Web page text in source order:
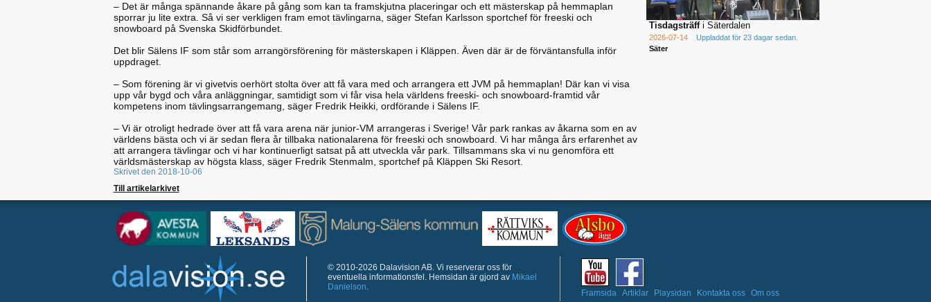
– Det är många spännande åkare på gång som kan ta framskjutna placeringar och ett mästerskap på hemmaplan
sporrar ju lite extra. Så vi ser verkligen fram emot tävlingarna, säger Stefan Karlsson sportchef för freeski och
snowboard på Svenska Skidförbundet.
Det blir Sälens IF som står som arrangörsförening för mästerskapen i Kläppen. Även där är de förväntansfulla inför
uppdraget.
– Som förening är vi givetvis oerhört stolta över att få vara med och arrangera ett JVM på hemmaplan! Där kan vi visa
upp vår bygd och våra anläggningar, samtidigt som vi får visa hela världens freeski- och snowboard-framtid vår
kompetens inom tävlingsarrangemang, säger Fredrik Heikki, ordförande i Sälens IF.
– Vi är otroligt hedrade över att få vara arena när junior-VM arrangeras i Sverige! Vår park rankas av åkarna som en av
världens bästa och vi är sedan flera år tillbaka nationalarena för freeski och snowboard. Vi har många års erfarenhet av
att arrangera tävlingar och vi har kontinuerligt satsat på att utveckla vår park. Tillsammans ska vi nu genomföra ett
världsmästerskap av högsta klass, säger Fredrik Stenmalm, sportchef på Kläppen Ski Resort.
Skrivet den 2018-10-06
Till artikelarkivet
Tisdagsträffi Säterdalen
2026-07-14
Uppladdat för 23 dagar sedan.
Säter
© 2010-2026 Dalavision AB. Vi reserverar oss för
eventuella informationsfel. Hemsidan är gjord av Mikael
Danielson.
Framsida Artiklar Playsidan Kontakta oss Om oss